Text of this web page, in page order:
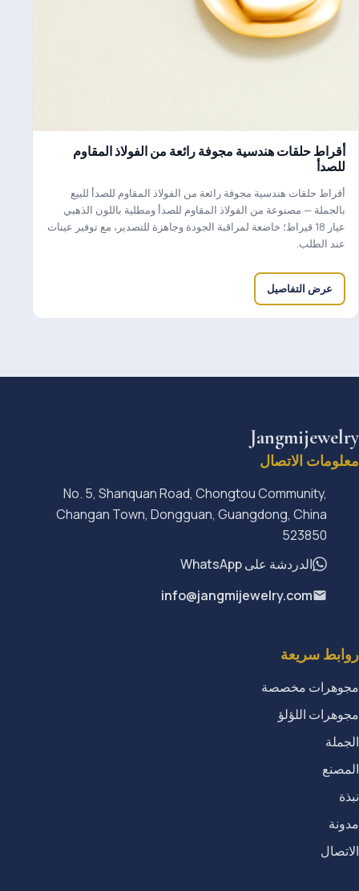
أقراط حلقات هندسية مجوفة رائعة من الفولاذ المقاوم
للصدأ
أقراط حلقات هندسية مجوفة رائعة من الفولاذ المقاوم للصدأ للبيع
بالجملة — مصنوعة من الفولاذ المقاوم للصدأ ومطلية باللون الذهبي
عيار 18 قيراط؛ خاضعة لمراقبة الجودة وجاهزة للتصدير، مع توفير عينات
عند الطلب.
عرض التفاصيل
Jangmijewelry
معلومات الاتصال
No. 5, Shanquan Road, Chongtou Community,
Changan Town, Dongguan, Guangdong, China
523850
الدردشة على WhatsApp
info@jangmijewelry.com
روابط سريعة
مجوهرات مخصصة
مجوهرات اللؤلؤ
الجملة
المصنع
نبذة
مدونة
الاتصال